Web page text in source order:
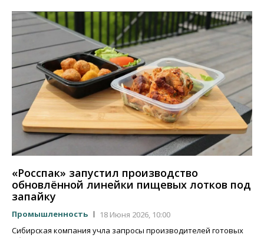
«Росспак» запустил производство
обновлённой линейки пищевых лотков под
запайку
Промышленность
18 Июня 2026, 10:00
Сибирская компания учла запросы производителей готовых